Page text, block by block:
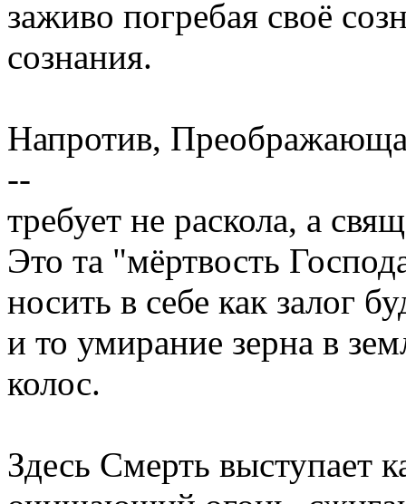
заживо погребая своё
сознания.
Напротив,
--
требует не раскола, а
Это та "мёртвость
носить в себе как залог
и то умирание зерна в
колос.
Здесь Смерть выступает